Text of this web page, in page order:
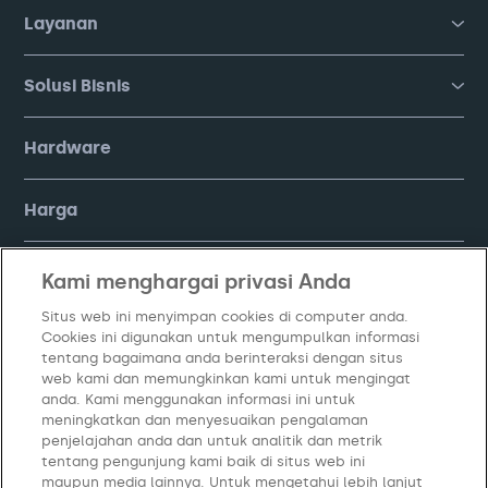
Layanan
Solusi Bisnis
Hardware
Harga
FAQ
Company
Kami menghargai privasi Anda
Situs web ini menyimpan cookies di computer anda.
Cookies ini digunakan untuk mengumpulkan informasi
tentang bagaimana anda berinteraksi dengan situs
web kami dan memungkinkan kami untuk mengingat
anda. Kami menggunakan informasi ini untuk
meningkatkan dan menyesuaikan pengalaman
penjelajahan anda dan untuk analitik dan metrik
tentang pengunjung kami baik di situs web ini
maupun media lainnya. Untuk mengetahui lebih lanjut